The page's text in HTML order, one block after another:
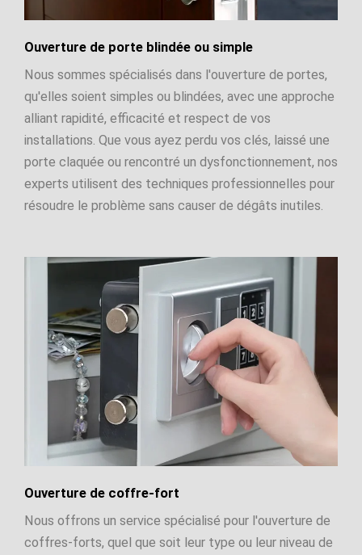
Ouverture de porte blindée ou simple
Nous sommes spécialisés dans l'ouverture de portes,
qu'elles soient simples ou blindées, avec une approche
alliant rapidité, efficacité et respect de vos
installations. Que vous ayez perdu vos clés, laissé une
porte claquée ou rencontré un dysfonctionnement, nos
experts utilisent des techniques professionnelles pour
résoudre le problème sans causer de dégâts inutiles.
Ouverture de coffre-fort
Nous offrons un service spécialisé pour l'ouverture de
coffres-forts, quel que soit leur type ou leur niveau de